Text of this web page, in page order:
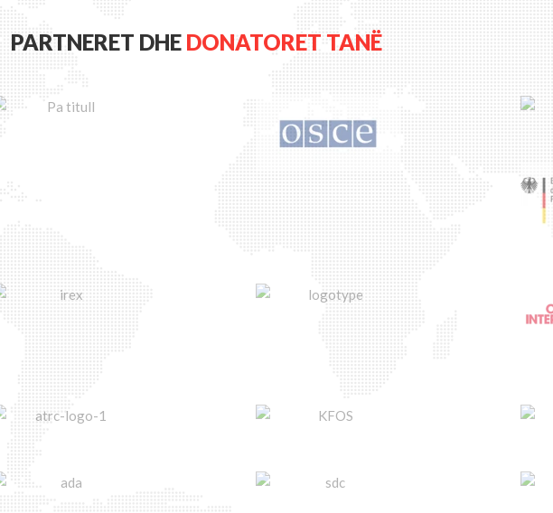
PARTNERET DHE DONATORET TANË